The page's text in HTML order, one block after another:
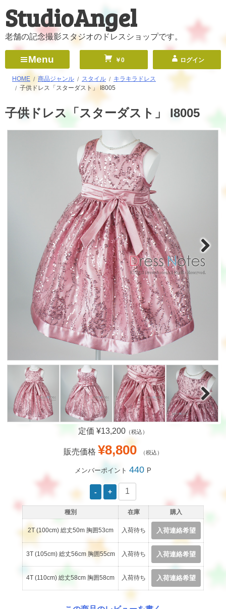
ン
テ
ン
キ
StudioAngel
老舗の記念撮影スタジオのドレスショップです。
Menu ￥0 ログイン
HOME 商品ジャンル スタイル
キラキラドレス
子供ドレス「スターダスト」 I8005
子供ドレス「スターダスト」 I8005
Next
Next
定価 ¥13,200 （税込）
販売価格 ¥8,800 （税込）
メンバーポイント 440 P
種別 在庫 購入
2T (100cm) 総丈50m 胸囲53cm 入荷待ち 入荷連絡希望
3T (105cm) 総丈56cm 胸囲55cm 入荷待ち 入荷連絡希望
4T (110cm) 総丈58cm 胸囲58cm 入荷待ち 入荷連絡希望